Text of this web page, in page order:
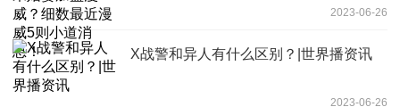
2023-06-26
X战警和异人有什么区别？|世界播资讯
2023-06-26